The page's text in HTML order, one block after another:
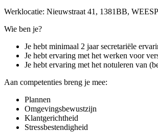
Werklocatie: Nieuwstraat 41, 1381BB, WEESP
Wie ben je?
Je hebt minimaal 2 jaar secretariële
Je hebt ervaring met het werken voor
Je hebt ervaring met het notuleren van
Aan competenties breng je mee:
Plannen
Omgevingsbewustzijn
Klantgerichtheid
Stressbestendigheid